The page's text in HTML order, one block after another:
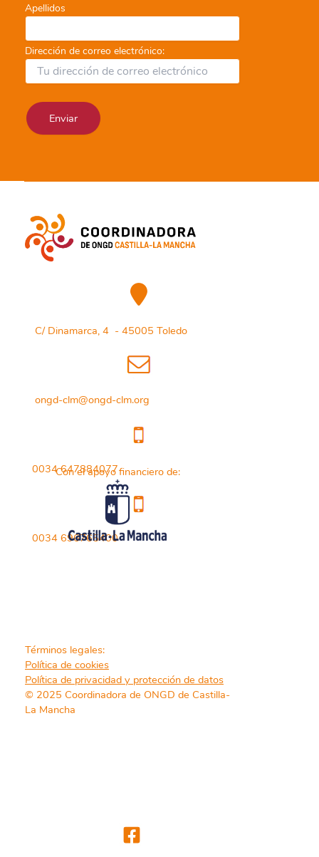
Apellidos
Dirección de correo electrónico:
C/ Dinamarca, 4 - 45005 Toledo
ongd-clm@ongd-clm.org
0034 647884077
0034 696765400
Con el apoyo financiero de:
Términos legales:
Política de cookies
Política de privacidad y protección de datos
© 2025 Coordinadora de ONGD de Castilla-
La Mancha